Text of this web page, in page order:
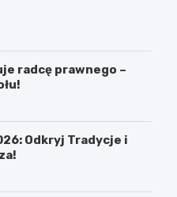
radcę prawnego –
Odkryj Tradycje i